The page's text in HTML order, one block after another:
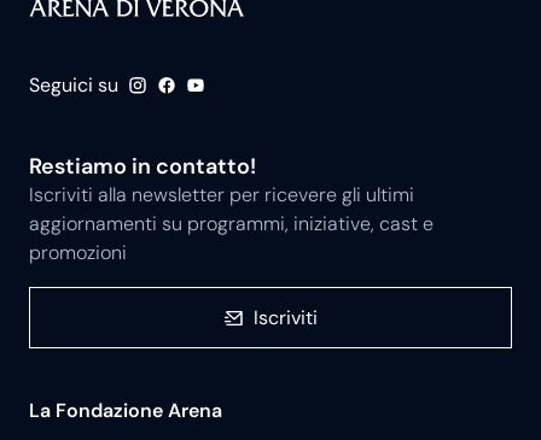
Seguici su
Restiamo in contatto!
Iscriviti alla newsletter per ricevere gli ultimi
aggiornamenti su programmi, iniziative, cast e
promozioni
Iscriviti
La Fondazione Arena